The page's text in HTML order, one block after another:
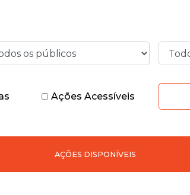
Ações Acessíveis
AÇÕES DISPONÍVEIS